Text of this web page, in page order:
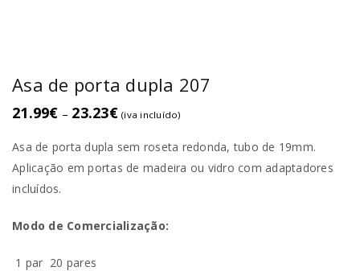
Asa de porta dupla 207
21.99€ – 23.23€ (iva incluído)
Asa de porta dupla sem roseta redonda, tubo de 19mm.
Aplicação em portas de madeira ou vidro com adaptadores
incluídos.
Modo de Comercialização:
1 par 20 pares